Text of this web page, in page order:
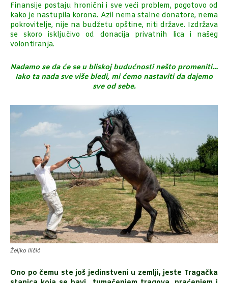
Finansije postaju hronični i sve veći problem, pogotovo od
kako je nastupila korona. Azil nema stalne donatore, nema
pokrovitelje, nije na budžetu opštine, niti države. Izdržava
se skoro isključivo od donacija privatnih lica i našeg
volontiranja.
Nadamo se da će se u bliskoj budućnosti nešto promeniti…
Iako ta nada sve više bledi, mi ćemo nastaviti da dajemo
sve od sebe.
Željko Iličić
Ono po čemu ste još jedinstveni u zemlji, jeste Tragačka